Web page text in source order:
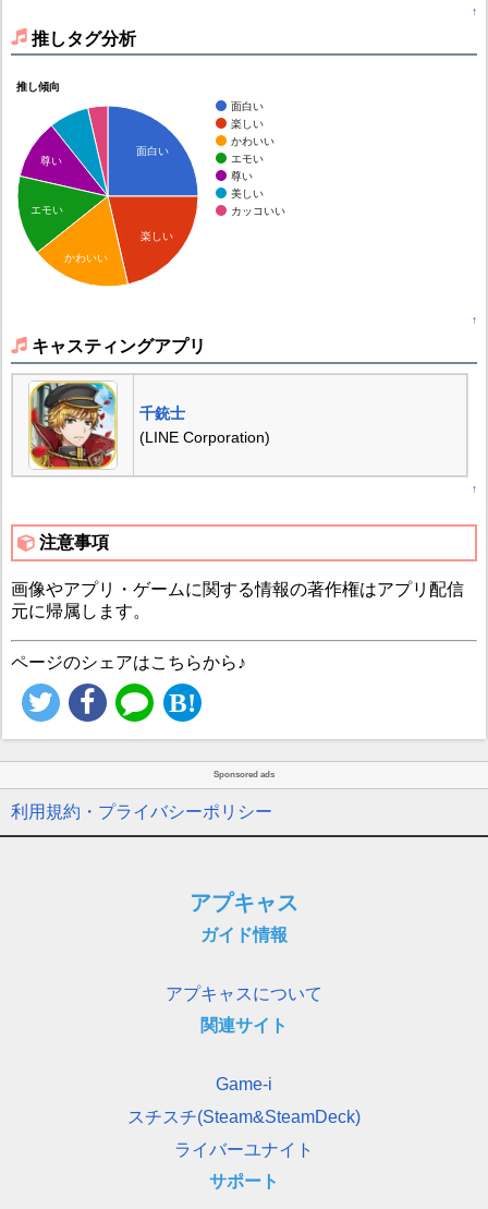
↑
推しタグ分析
推し傾向
面白い
楽しい
かわいい
エモい
尊い
美しい
カッコいい
面白い
楽しい
尊い
エモい
かわいい
↑
キャスティングアプリ
千銃士
(LINE Corporation)
↑
注意事項
画像やアプリ・ゲームに関する情報の著作権はアプリ配信
元に帰属します。
ページのシェアはこちらから♪
Sponsored ads
利用規約・プライバシーポリシー
アプキャス
ガイド情報
アプキャスについて
関連サイト
Game-i
スチスチ(Steam&SteamDeck)
ライバーユナイト
サポート